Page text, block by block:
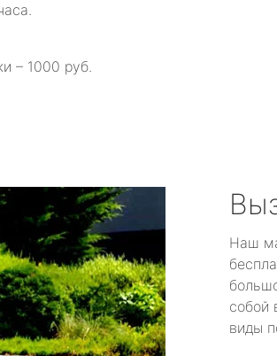
– 1000 руб.
Наш
собой
виды